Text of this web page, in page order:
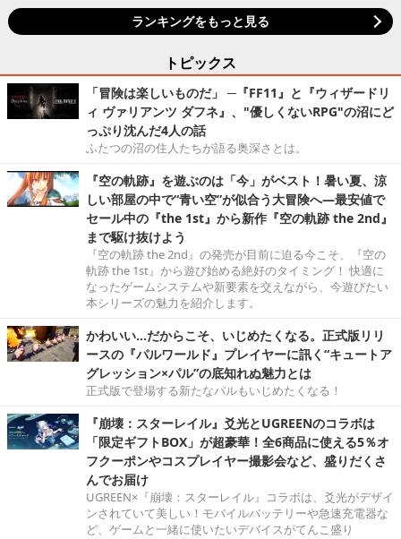
ランキングをもっと見る
トピックス
「冒険は楽しいものだ」 ─『FF11』と『ウィザードリ
ィ ヴァリアンツ ダフネ』、"優しくないRPG"の沼にど
っぷり沈んだ4人の話
ふたつの沼の住人たちが語る奥深さとは。
『空の軌跡』を遊ぶのは「今」がベスト！暑い夏、涼
しい部屋の中で“青い空”が似合う大冒険へ―最安値で
セール中の『the 1st』から新作『空の軌跡 the 2nd』
まで駆け抜けよう
『空の軌跡 the 2nd』の発売が目前に迫る今こそ、『空の
軌跡 the 1st』から遊び始める絶好のタイミング！ 快適に
なったゲームシステムや新要素を交えながら、今遊びたい
本シリーズの魅力を紹介します。
かわいい…だからこそ、いじめたくなる。正式版リリ
ースの『パルワールド』プレイヤーに訊く“キュートア
グレッション×パル”の底知れぬ魅力とは
正式版で登場する新たなパルもいじめたくなる！
『崩壊：スターレイル』爻光とUGREENのコラボは
「限定ギフトBOX」が超豪華！全6商品に使える5％オ
フクーポンやコスプレイヤー撮影会など、盛りだくさ
んでお届け
UGREEN×『崩壊：スターレイル』コラボは、爻光がデザイ
ンされていて美しい！モバイルバッテリーや急速充電器な
ど、ゲームと一緒に使いたいデバイスがてんこ盛り